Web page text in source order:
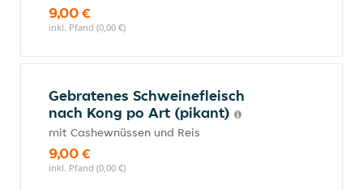
9,00 €
inkl. Pfand (0,00 €)
Gebratenes Schweinefleisch
nach Kong po Art (pikant)
mit Cashewnüssen und Reis
9,00 €
inkl. Pfand (0,00 €)